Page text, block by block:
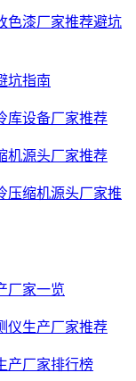
色漆厂家推荐避坑
坑指南
库设备厂家推荐
机源头厂家推荐
压缩机源头厂家推
厂家一览
仪生产厂家推荐
产厂家排行榜